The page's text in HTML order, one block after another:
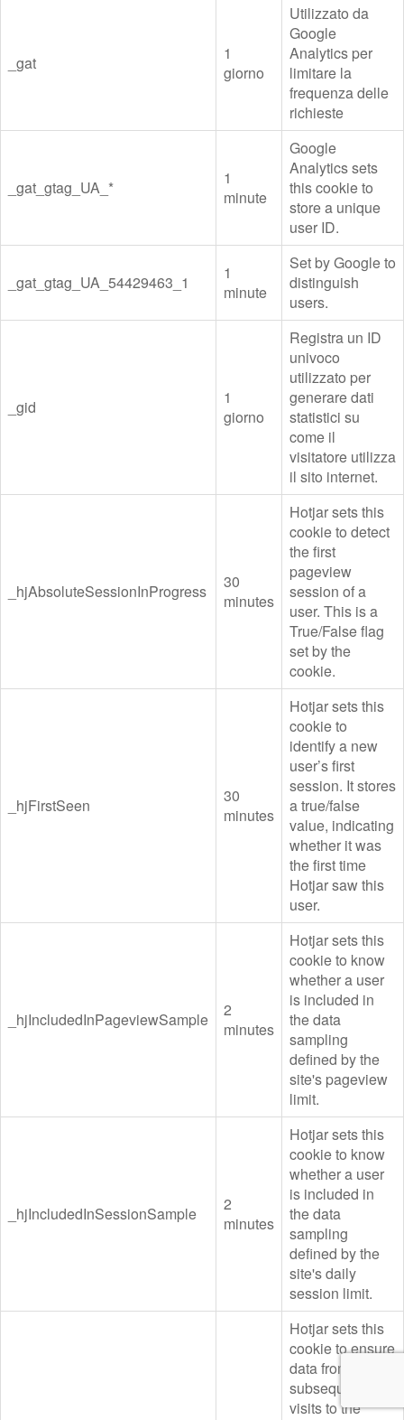
_gat
1
giorno
Utilizzato da
Google
Analytics per
limitare la
frequenza delle
richieste
_gat_gtag_UA_*
1
minute
Google
Analytics sets
this cookie to
store a unique
user ID.
_gat_gtag_UA_54429463_1
1
minute
Set by Google to
distinguish
users.
_gid
1
giorno
Registra un ID
univoco
utilizzato per
generare dati
statistici su
come il
visitatore utilizza
il sito internet.
_hjAbsoluteSessionInProgress
30
minutes
Hotjar sets this
cookie to detect
the first
pageview
session of a
user. This is a
True/False flag
set by the
cookie.
_hjFirstSeen
30
minutes
Hotjar sets this
cookie to
identify a new
user’s first
session. It stores
a true/false
value, indicating
whether it was
the first time
Hotjar saw this
user.
_hjIncludedInPageviewSample
2
minutes
Hotjar sets this
cookie to know
whether a user
is included in
the data
sampling
defined by the
site's pageview
limit.
_hjIncludedInSessionSample
2
minutes
Hotjar sets this
cookie to know
whether a user
is included in
the data
sampling
defined by the
site's daily
session limit.
Hotjar sets this
cookie to ensure
data from
subsequent
visits to the